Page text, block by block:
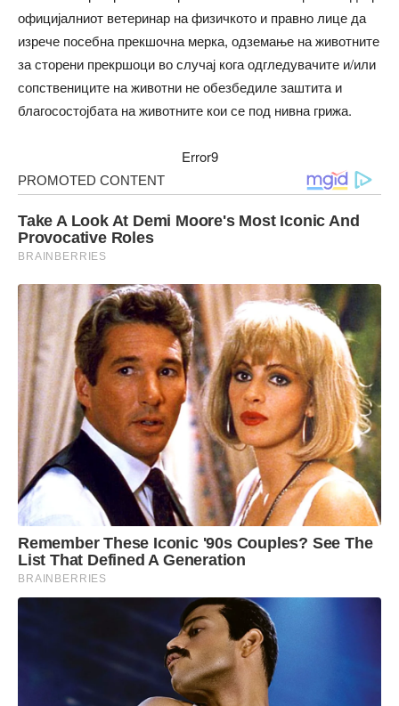
официјалниот ветеринар на физичкото и правно лице да
изрече посебна прекшочна мерка, одземање на животните
за сторени прекршоци во случај кога одгледувачите и/или
сопствениците на животни не обезбедиле заштита и
благосостојбата на животните кои се под нивна грижа.
Error9